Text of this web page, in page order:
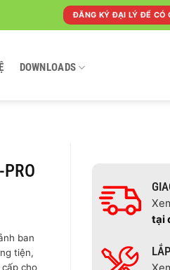
ĐĂNG KÝ ĐẠI LÝ ĐỂ CÓ
DOWNLOADS
tại
ban
tiện,
cho